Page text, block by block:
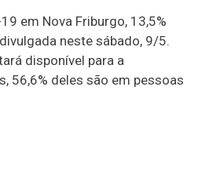
em Nova Friburgo, 13,5%
neste sábado, 9/5.
disponível para a
56,6% deles são em pessoas